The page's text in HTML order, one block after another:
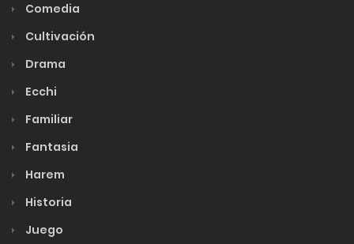
Comedia
Cultivación
Drama
Ecchi
Familiar
Fantasia
Harem
Historia
Juego